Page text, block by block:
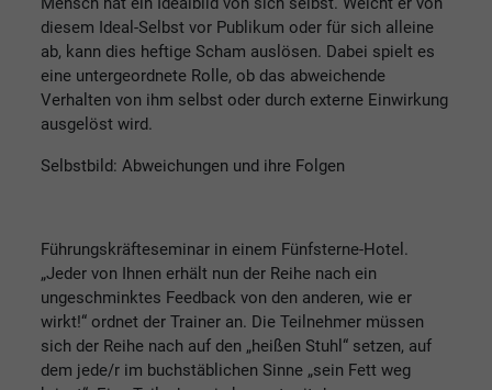
diesem Ideal-Selbst vor Publikum oder für sich alleine
ab, kann dies heftige Scham auslösen. Dabei spielt es
eine untergeordnete Rolle, ob das abweichende
Verhalten von ihm selbst oder durch externe Einwirkung
ausgelöst wird.
Selbstbild: Abweichungen und ihre Folgen
Führungskräfteseminar in einem Fünfsterne-Hotel.
„Jeder von Ihnen erhält nun der Reihe nach ein
ungeschminktes Feedback von den anderen, wie er
wirkt!“ ordnet der Trainer an. Die Teilnehmer müssen
sich der Reihe nach auf den „heißen Stuhl“ setzen, auf
dem jede/r im buchstäblichen Sinne „sein Fett weg